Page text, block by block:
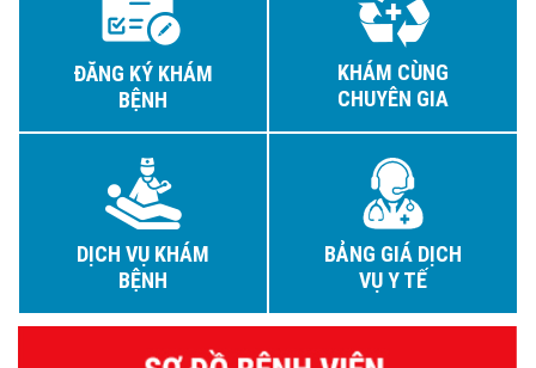
ĐĂNG KÝ KHÁM
BỆNH
KHÁM CÙNG
CHUYÊN GIA
DỊCH VỤ KHÁM
BỆNH
BẢNG GIÁ DỊCH
VỤ Y TẾ